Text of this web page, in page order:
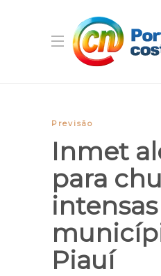
Previsão
Inmet
para
Piauí